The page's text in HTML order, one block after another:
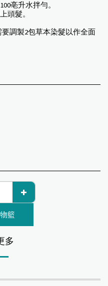
亳升水拌勻。
頭髮。
調製2包草本染髮以作全面
籃
多